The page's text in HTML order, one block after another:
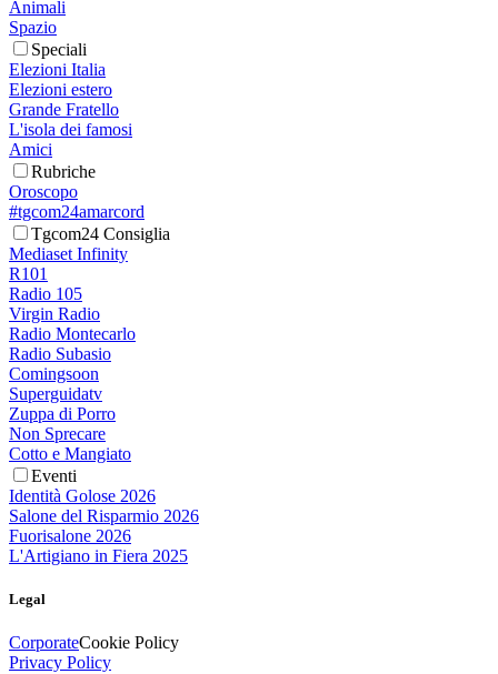
Animali
Spazio
Speciali
Elezioni Italia
Elezioni estero
Grande Fratello
L'isola dei famosi
Amici
Rubriche
Oroscopo
#tgcom24amarcord
Tgcom24 Consiglia
Mediaset Infinity
R101
Radio 105
Virgin Radio
Radio Montecarlo
Radio Subasio
Comingsoon
Superguidatv
Zuppa di Porro
Non Sprecare
Cotto e Mangiato
Eventi
Identità Golose 2026
Salone del Risparmio 2026
Fuorisalone 2026
L'Artigiano in Fiera 2025
Legal
CorporateCookie Policy
Privacy Policy